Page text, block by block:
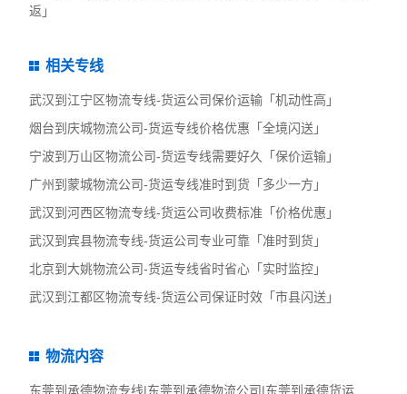
返」
相关专线
武汉到江宁区物流专线-货运公司保价运输「机动性高」
烟台到庆城物流公司-货运专线价格优惠「全境闪送」
宁波到万山区物流公司-货运专线需要好久「保价运输」
广州到蒙城物流公司-货运专线准时到货「多少一方」
武汉到河西区物流专线-货运公司收费标准「价格优惠」
武汉到宾县物流专线-货运公司专业可靠「准时到货」
北京到大姚物流公司-货运专线省时省心「实时监控」
武汉到江都区物流专线-货运公司保证时效「市县闪送」
物流内容